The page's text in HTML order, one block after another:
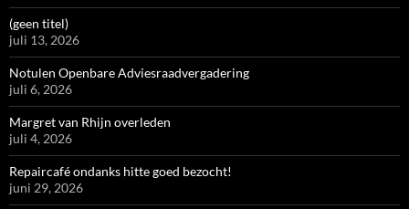
(geen titel)
juli 13, 2026
Notulen Openbare Adviesraadvergadering
juli 6, 2026
Margret van Rhijn overleden
juli 4, 2026
Repaircafé ondanks hitte goed bezocht!
juni 29, 2026